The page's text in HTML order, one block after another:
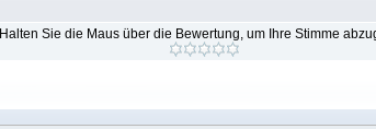
Halten Sie die Maus über die Bewertung, um Ihre Stimme